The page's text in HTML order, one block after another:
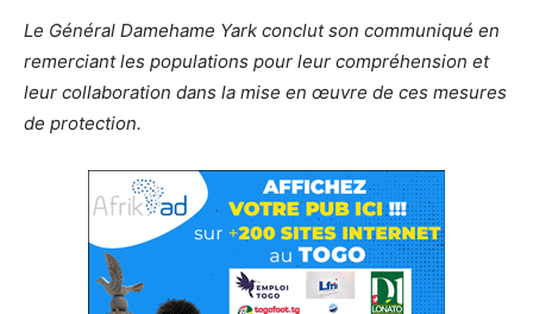
Le Général Damehame Yark conclut son communiqué en
remerciant les populations pour leur compréhension et
leur collaboration dans la mise en œuvre de ces mesures
de protection.